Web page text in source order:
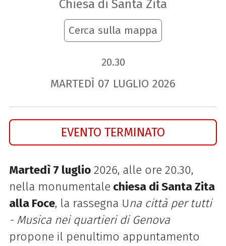
Chiesa di Santa Zita
Cerca sulla mappa
20.30
MARTEDÌ 07 LUGLIO 2026
EVENTO TERMINATO
Martedì 7 luglio2026, alle ore 20.30,
nella monumentale chiesa di Santa Zita
alla Foce, la rassegna Una città per tutti
- Musica nei quartieri di Genova
propone il penultimo appuntamento